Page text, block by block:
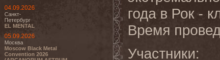
04.09.2026
Санкт-
Петербург
EL MENTAL
05.09.2026
Москва
Moscow Black Metal
Convention 2026
года в Рок -
Время
Участники: